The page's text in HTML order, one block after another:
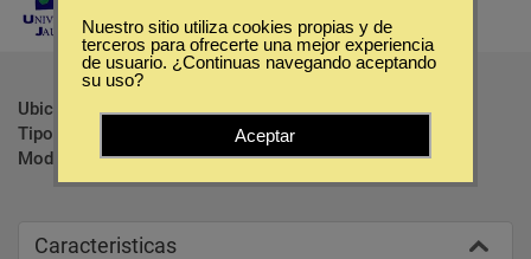
Ubicación:
Castellón - Castellón de la Plana
Tipo:
Carreras Universitarias
Modalidad:
Presencial
Caracteristicas
Nuestro sitio utiliza cookies propias y de
terceros para ofrecerte una mejor experiencia
de usuario. ¿Continuas navegando aceptando
su uso?
Aceptar